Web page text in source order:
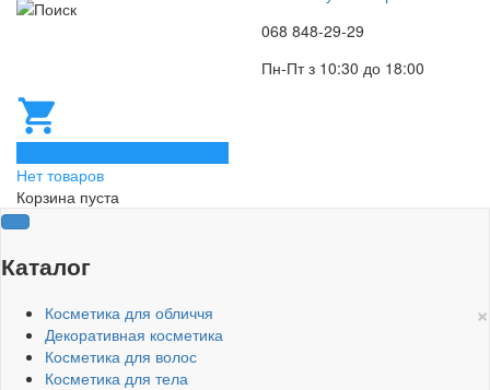
068 848-29-29
Пн-Пт з 10:30 до 18:00
Нет товаров
Корзина пуста
Каталог
×
Косметика для обличчя
Декоративная косметика
Косметика для волос
Косметика для тела